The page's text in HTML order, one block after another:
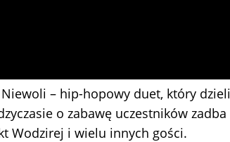
– hip-hopowy duet, który dzieli
o zabawę uczestników zadba
Wodzirej i wielu innych gości.